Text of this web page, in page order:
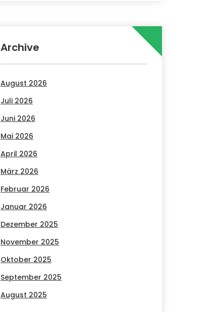
Archive
August 2026
Juli 2026
Juni 2026
Mai 2026
April 2026
März 2026
Februar 2026
Januar 2026
Dezember 2025
November 2025
Oktober 2025
September 2025
August 2025